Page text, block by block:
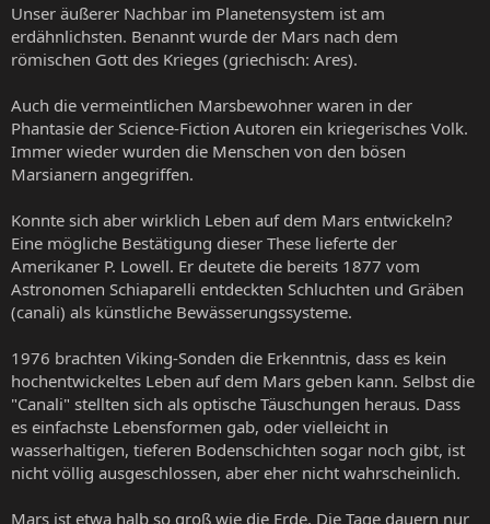
Unser äußerer Nachbar im Planetensystem ist am
erdähnlichsten. Benannt wurde der Mars nach dem
römischen Gott des Krieges (griechisch: Ares).
Auch die vermeintlichen Marsbewohner waren in der
Phantasie der Science-Fiction Autoren ein kriegerisches Volk.
Immer wieder wurden die Menschen von den bösen
Marsianern angegriffen.
Konnte sich aber wirklich Leben auf dem Mars entwickeln?
Eine mögliche Bestätigung dieser These lieferte der
Amerikaner P. Lowell. Er deutete die bereits 1877 vom
Astronomen Schiaparelli entdeckten Schluchten und Gräben
(canali) als künstliche Bewässerungssysteme.
1976 brachten Viking-Sonden die Erkenntnis, dass es kein
hochentwickeltes Leben auf dem Mars geben kann. Selbst die
"Canali" stellten sich als optische Täuschungen heraus. Dass
es einfachste Lebensformen gab, oder vielleicht in
wasserhaltigen, tieferen Bodenschichten sogar noch gibt, ist
nicht völlig ausgeschlossen, aber eher nicht wahrscheinlich.
Mars ist etwa halb so groß wie die Erde. Die Tage dauern nur